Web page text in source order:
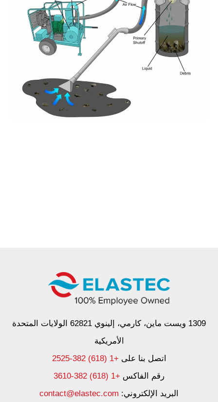
1309 ويست ماين، كارمي، إلينوي 62821 الولايات المتحدة
الأمريكية
اتصل بنا على +1 (618) 382-2525
رقم الفاكس +1 (618) 382-3610
البريد الإلكتروني: contact@elastec.com